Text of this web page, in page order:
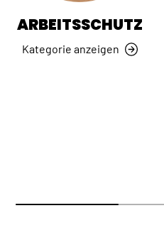
ARBEITSSCHUTZ
Kategorie anzeigen